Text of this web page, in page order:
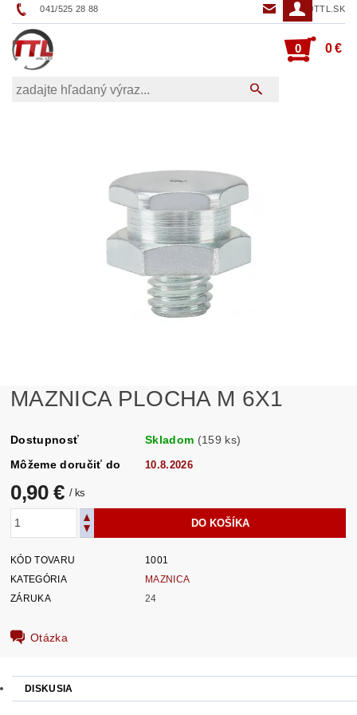
041/525 28 88 TTL@TTL.SK
0 0 €
MAZNICA PLOCHA M 6X1
Dostupnosť Skladom (159 ks)
Môžeme doručiť do
10.8.2026
0,90 € / ks
KÓD TOVARU
1001
KATEGÓRIA
MAZNICA
ZÁRUKA
24
Otázka
DISKUSIA